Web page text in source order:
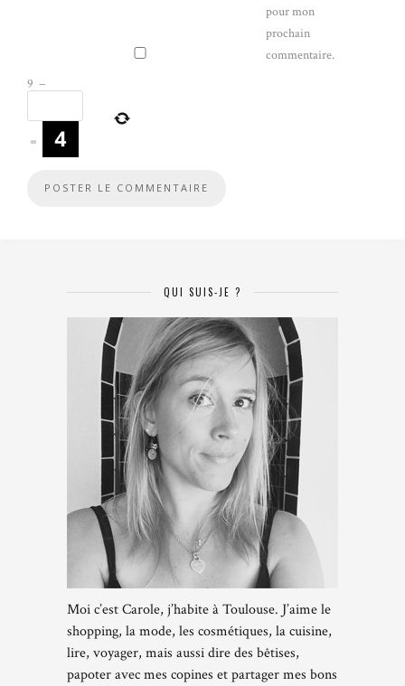
pour mon
prochain
commentaire.
9 −
=
QUI SUIS-JE ?
Moi c’est Carole, j’habite à Toulouse. J’aime le
shopping, la mode, les cosmétiques, la cuisine,
lire, voyager, mais aussi dire des bêtises,
papoter avec mes copines et partager mes bons